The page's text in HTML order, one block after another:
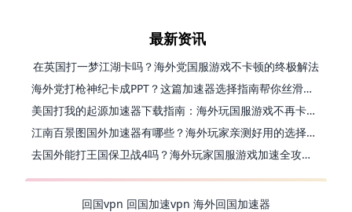
最新资讯
在英国打一梦江湖卡吗？海外党国服游戏不卡顿的终极解法
海外党打枪神纪卡成PPT？这篇加速器选择指南帮你丝滑上分
美国打我的起源加速器下载指南：海外玩国服游戏不再卡的终极方案
江南百景图国外加速器有哪些？海外玩家亲测好用的选择与避坑指南
去国外能打王国保卫战4吗？海外玩家国服游戏加速全攻略（附公主连结幻想江湖实测）
回国vpn 回国加速vpn 海外回国加速器